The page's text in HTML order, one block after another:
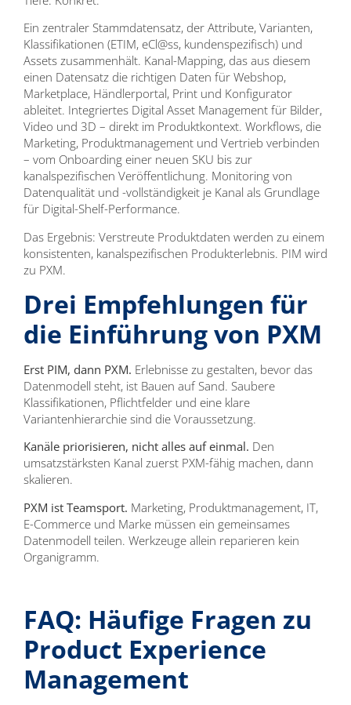
Ein zentraler Stammdatensatz, der Attribute, Varianten,
Klassifikationen (ETIM, eCl@ss, kundenspezifisch) und
Assets zusammenhält. Kanal-Mapping, das aus diesem
einen Datensatz die richtigen Daten für Webshop,
Marketplace, Händlerportal, Print und Konfigurator
ableitet. Integriertes Digital Asset Management für Bilder,
Video und 3D – direkt im Produktkontext. Workflows, die
Marketing, Produktmanagement und Vertrieb verbinden
– vom Onboarding einer neuen SKU bis zur
kanalspezifischen Veröffentlichung. Monitoring von
Datenqualität und -vollständigkeit je Kanal als Grundlage
für Digital-Shelf-Performance.
Das Ergebnis: Verstreute Produktdaten werden zu einem
konsistenten, kanalspezifischen Produkterlebnis. PIM wird
zu PXM.
Drei Empfehlungen für
die Einführung von PXM
Erst PIM, dann PXM. Erlebnisse zu gestalten, bevor das
Datenmodell steht, ist Bauen auf Sand. Saubere
Klassifikationen, Pflichtfelder und eine klare
Variantenhierarchie sind die Voraussetzung.
Kanäle priorisieren, nicht alles auf einmal. Den
umsatzstärksten Kanal zuerst PXM-fähig machen, dann
skalieren.
PXM ist Teamsport. Marketing, Produktmanagement, IT,
E-Commerce und Marke müssen ein gemeinsames
Datenmodell teilen. Werkzeuge allein reparieren kein
Organigramm.
FAQ: Häufige Fragen zu
Product Experience
Management